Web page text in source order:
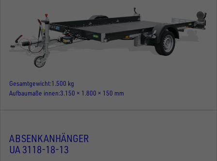
Gesamtgewicht 1.500 kg
Aufbaumaße innen 3.150 × 1.800 × 150 mm
ABSENKANHÄNGER
UA 3118-18-13